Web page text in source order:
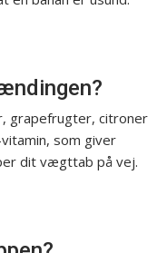
grapefrugter, citroner
som giver
dit vægttab på vej.